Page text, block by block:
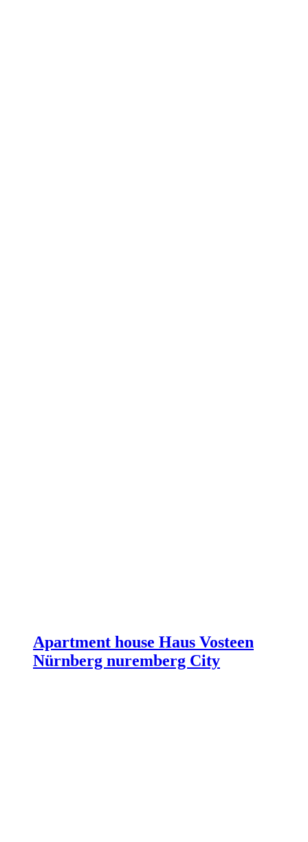
Apartment house Haus Vosteen
Nürnberg nuremberg City